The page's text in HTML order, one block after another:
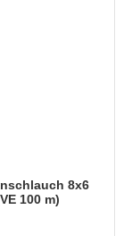
8x6
100 m)